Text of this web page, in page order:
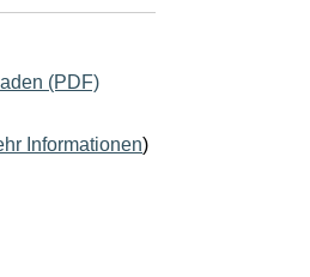
(PDF)
Informationen)